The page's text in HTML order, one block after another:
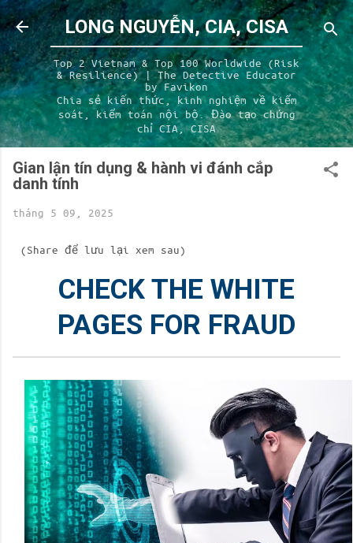
Chuyển đến nội dung chính
LONG NGUYỄN, CIA, CISA
Top 2 Vietnam & Top 100 Worldwide (Risk
& Resilience) | The Detective Educator
by Favikon
Chia sẻ kiến thức, kinh nghiệm về kiểm
soát, kiểm toán nội bộ. Đào tạo chứng
chỉ CIA, CISA
Gian lận tín dụng & hành vi đánh cắp
danh tính
tháng 5 09, 2025
(Share để lưu lại xem sau)
CHECK THE WHITE
PAGES FOR FRAUD